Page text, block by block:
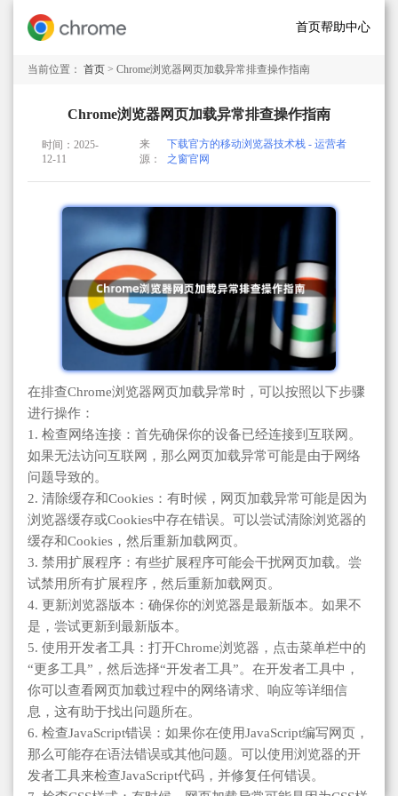
首页帮助中心
当前位置： 首页 > Chrome浏览器网页加载异常排查操作指南
Chrome浏览器网页加载异常排查操作指南
时间：2025-
12-11
来
源：
下载官方的移动浏览器技术栈 - 运营者
之窗官网
在排查Chrome浏览器网页加载异常时，可以按照以下步骤
进行操作：
1. 检查网络连接：首先确保你的设备已经连接到互联网。
如果无法访问互联网，那么网页加载异常可能是由于网络
问题导致的。
2. 清除缓存和Cookies：有时候，网页加载异常可能是因为
浏览器缓存或Cookies中存在错误。可以尝试清除浏览器的
缓存和Cookies，然后重新加载网页。
3. 禁用扩展程序：有些扩展程序可能会干扰网页加载。尝
试禁用所有扩展程序，然后重新加载网页。
4. 更新浏览器版本：确保你的浏览器是最新版本。如果不
是，尝试更新到最新版本。
5. 使用开发者工具：打开Chrome浏览器，点击菜单栏中的
“更多工具”，然后选择“开发者工具”。在开发者工具中，
你可以查看网页加载过程中的网络请求、响应等详细信
息，这有助于找出问题所在。
6. 检查JavaScript错误：如果你在使用JavaScript编写网页，
那么可能存在语法错误或其他问题。可以使用浏览器的开
发者工具来检查JavaScript代码，并修复任何错误。